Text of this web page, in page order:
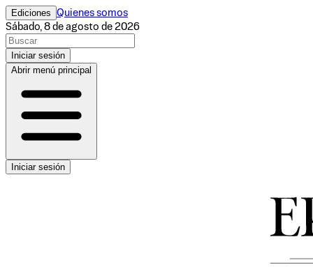
Ediciones Quienes somos
Sábado, 8 de agosto de 2026
Iniciar sesión
Abrir menú principal
Iniciar sesión